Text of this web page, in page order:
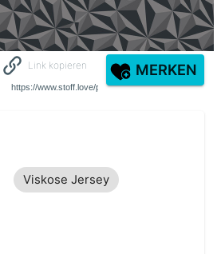
Link kopieren MERKEN
Viskose Jersey